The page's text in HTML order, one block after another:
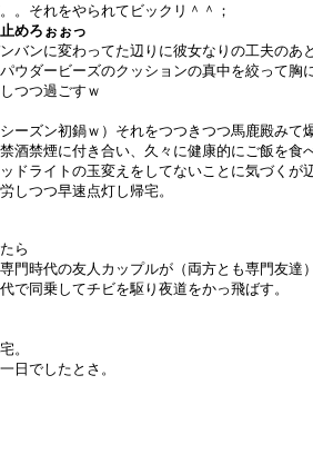
。それをやられてビックリ＾＾；
めろぉぉっ
バンに変わってた辺りに彼女なりの工夫のあ
ウダービーズのクッションの真中を絞って胸
つつ過ごすｗ
ーズン初鍋ｗ）それをつつきつつ馬鹿殿みて
酒禁煙に付き合い、久々に健康的にご飯を食
ドライトの玉変えをしてないことに気づくが
しつつ早速点灯し帰宅。
ら
門時代の友人カップルが（両方とも専門友達
で同乗してチビを駆り夜道をかっ飛ばす。
。
日でしたとさ。